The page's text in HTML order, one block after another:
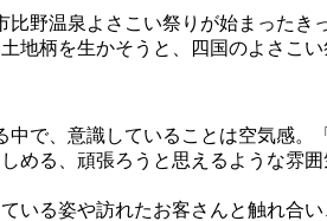
野温泉よさこい祭りが始まったき
柄を生かそうと、四国のよさこい
で、意識していることは空気感。
める、頑張ろうと思えるような雰
いる姿や訪れたお客さんと触れ合